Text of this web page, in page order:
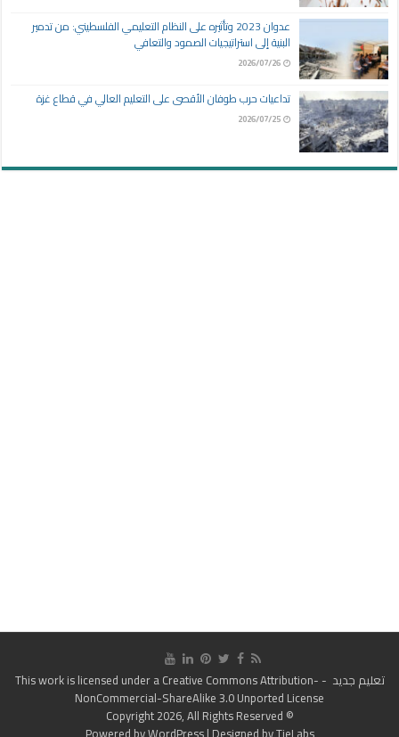
عدوان 2023 وتأثيره على النظام التعليمي الفلسطيني: من تدمير
البنية إلى استراتيجيات الصمود والتعافي
2026/07/26
تداعيات حرب طوفان الأقصى على التعليم العالي في قطاع غزة
2026/07/25
تعليم جديد - This work is licensed under a
Creative Commons Attribution-
NonCommercial-ShareAlike 3.0 Unported License
© Copyright 2026, All Rights Reserved